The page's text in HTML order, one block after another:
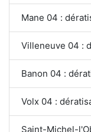
Mane 04 :
Villeneuve 04 :
Banon 04 :
Volx 04 :
Saint-Michel-